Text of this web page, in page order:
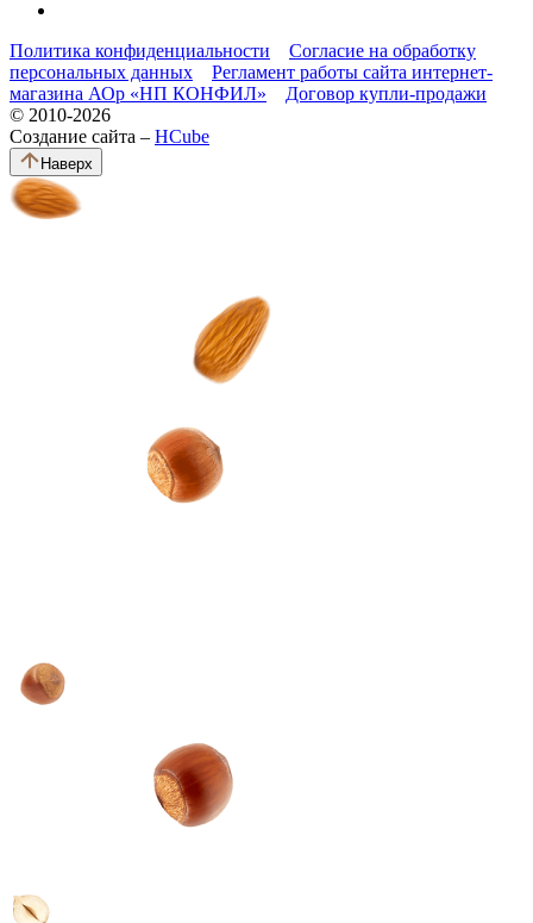
Политика конфиденциальности
Согласие на обработку
персональных данных
Регламент работы сайта интернет-
магазина АОр «НП КОНФИЛ»
Договор купли-продажи
© 2010-2026
Создание сайта – HCube
Наверх